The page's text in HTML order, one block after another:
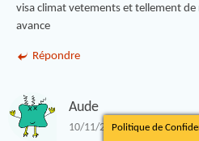
visa climat vetements et tellement
avance
Répondre
Aude
10/11/2014 àPolitique de